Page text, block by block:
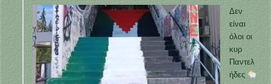
Δεν
είναι
όλοι οι
κυρ
Παντελ
ήδες